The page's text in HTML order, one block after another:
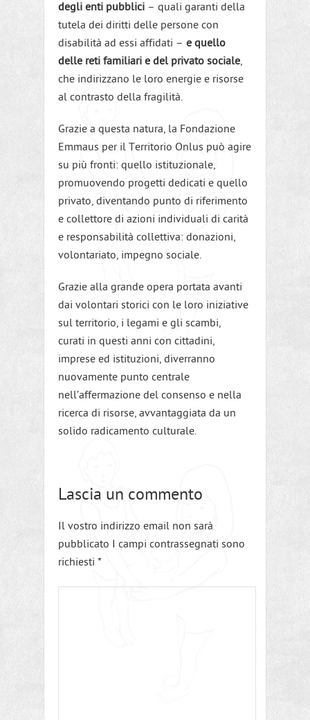
degli enti pubblici – quali garanti della
tutela dei diritti delle persone con
disabilità ad essi affidati – e quello
delle reti familiari e del privato sociale,
che indirizzano le loro energie e risorse
al contrasto della fragilità.
Grazie a questa natura, la Fondazione
Emmaus per il Territorio Onlus può agire
su più fronti: quello istituzionale,
promuovendo progetti dedicati e quello
privato, diventando punto di riferimento
e collettore di azioni individuali di carità
e responsabilità collettiva: donazioni,
volontariato, impegno sociale.
Grazie alla grande opera portata avanti
dai volontari storici con le loro iniziative
sul territorio, i legami e gli scambi,
curati in questi anni con cittadini,
imprese ed istituzioni, diverranno
nuovamente punto centrale
nell’affermazione del consenso e nella
ricerca di risorse, avvantaggiata da un
solido radicamento culturale.
Lascia un commento
Il vostro indirizzo email non sarà
pubblicato I campi contrassegnati sono
richiesti *